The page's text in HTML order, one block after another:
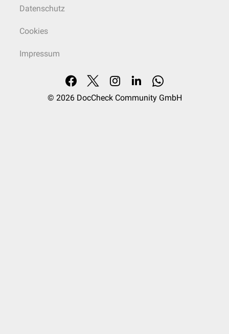
Datenschutz
Cookies
Impressum
© 2026 DocCheck Community GmbH